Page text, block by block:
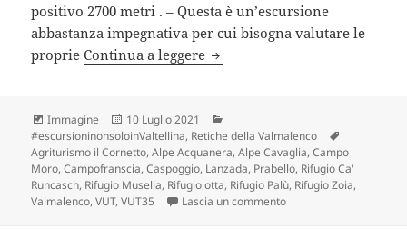
positivo 2700 metri . – Questa è un’escursione
abbastanza impegnativa per cui bisogna valutare le
proprieContinua a leggere SEI RIFUGI SUL PERCORSO
Formato
Immagine
Scritto
il
10 Luglio 2021
#escursioninonsoloinValtellina, Retiche della Valmalenco
Agriturismo il Cornetto,Alpe Acquanera,Alpe Cavaglia,Campo
Moro,Campofranscia,Caspoggio, Lanzada, Prabello, Rifugio Ca'
Runcasch, Rifugio Musella, Rifugio otta, Rifugio Palù, Rifugio Zoia,
Valmalenco,VUT,VUT35 Lascia un commentosu SEI RIFUGI SUL